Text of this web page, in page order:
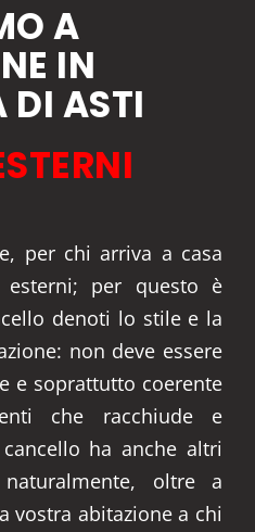
A
IN
DI ASTI
per chi arriva a casa
per questo è
denoti lo stile e la
non deve essere
e soprattutto coerente
che racchiude e
ha anche altri
oltre a
vostra abitazione a chi